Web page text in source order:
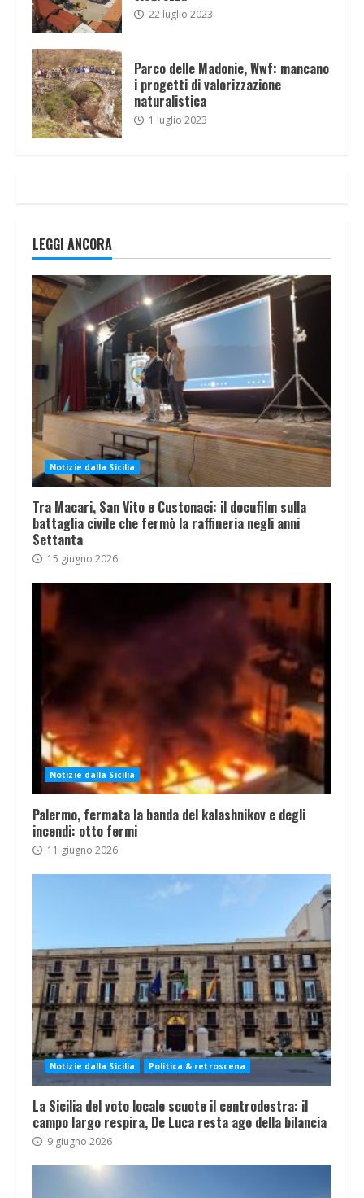
22 luglio 2023
Parco delle Madonie, Wwf: mancano
i progetti di valorizzazione
naturalistica
1 luglio 2023
LEGGI ANCORA
Notizie dalla Sicilia
Tra Macari, San Vito e Custonaci: il docufilm sulla
battaglia civile che fermò la raffineria negli anni
Settanta
15 giugno 2026
Notizie dalla Sicilia
Palermo, fermata la banda del kalashnikov e degli
incendi: otto fermi
11 giugno 2026
Notizie dalla Sicilia Politica & retroscena
La Sicilia del voto locale scuote il centrodestra: il
campo largo respira, De Luca resta ago della bilancia
9 giugno 2026